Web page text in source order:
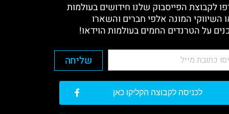
לקבוצת הפייסבוק שלנו חידושים בעולמות
השיווקי המונה אלפי חברים והשארו
על הטרנדים החמים בעולמות הוידאו!
שליחה
לכניסה לקבוצה הקליקו כאן